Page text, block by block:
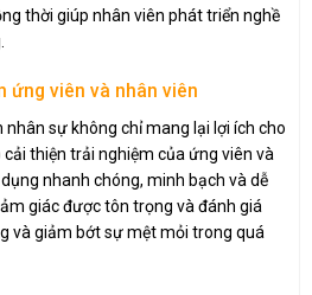
thời giúp nhân viên phát triển nghề
ứng viên và nhân viên
sự không chỉ mang lại lợi ích cho
thiện trải nghiệm của ứng viên và
nhanh chóng, minh bạch và dễ
giác được tôn trọng và đánh giá
và giảm bớt sự mệt mỏi trong quá